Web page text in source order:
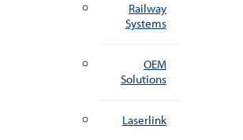
Railway
Systems
OEM
Solutions
Laserlink